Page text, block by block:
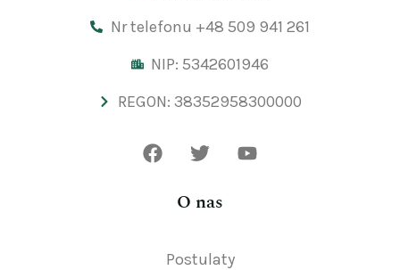
Nr telefonu +48 509 941 261
NIP: 5342601946
REGON: 38352958300000
O nas
Postulaty